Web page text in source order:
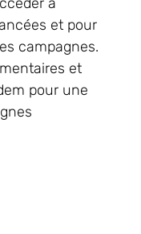
et pour
campagnes.
et
pour une